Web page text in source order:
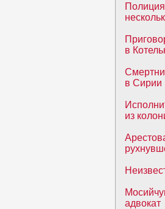
в
в Сирии
из
адвокат